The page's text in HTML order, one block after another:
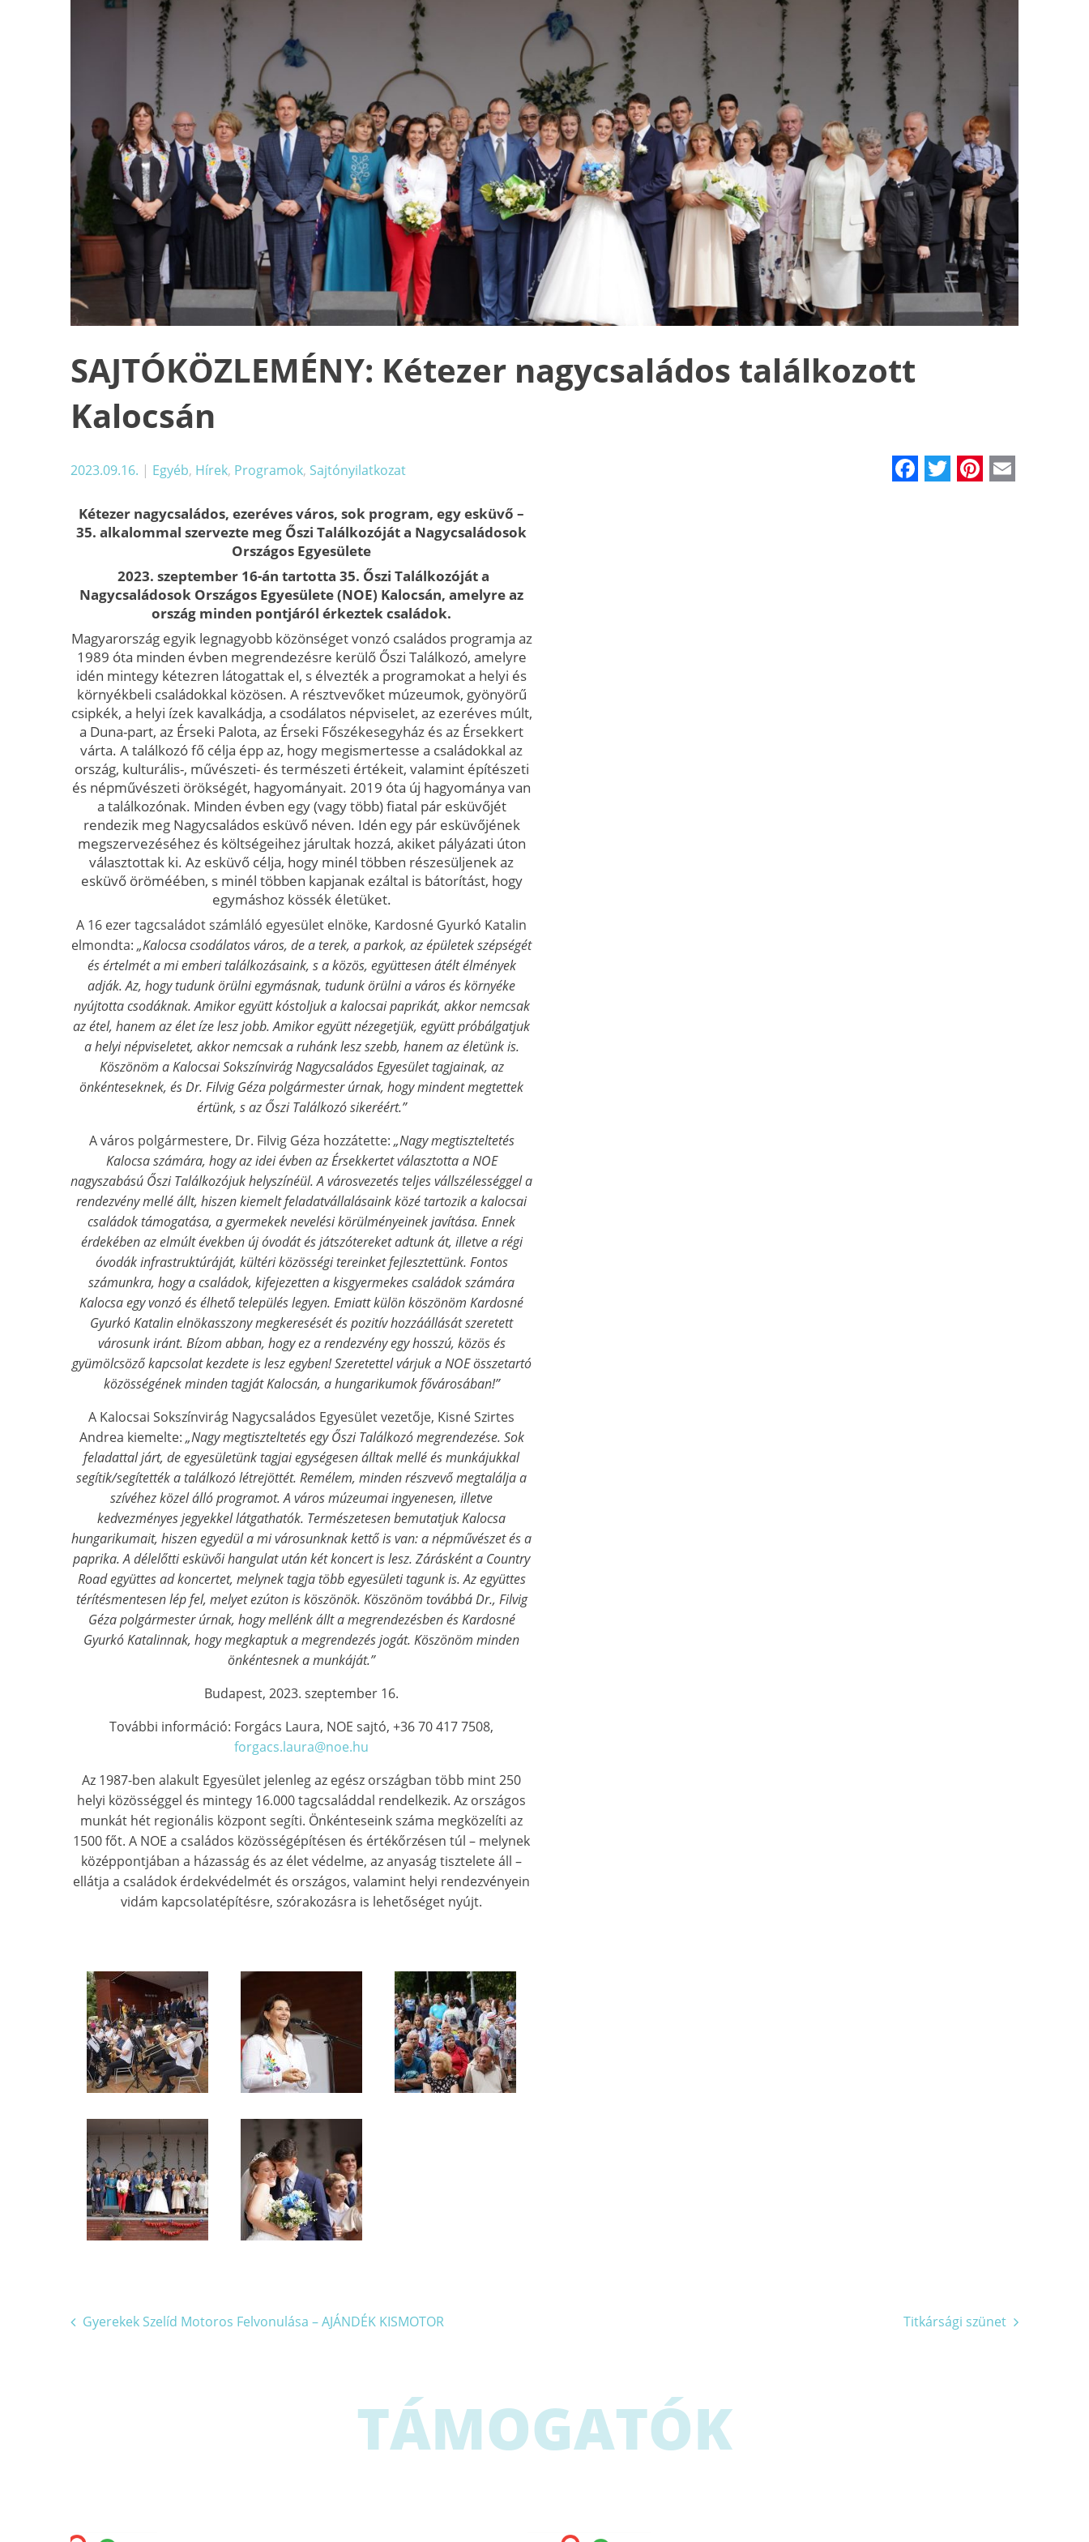
SAJTÓKÖZLEMÉNY: Kétezer nagycsaládos találkozott
Kalocsán
2023.09.16. | Egyéb, Hírek, Programok, Sajtónyilatkozat Facebook
Twitter
Kétezer nagycsaládos, ezeréves város, sok program, egy esküvő –
35. alkalommal szervezte meg Őszi Találkozóját a Nagycsaládosok
Országos Egyesülete
2023. szeptember 16-án tartotta 35. Őszi Találkozóját a
Nagycsaládosok Országos Egyesülete (NOE) Kalocsán, amelyre az
ország minden pontjáról érkeztek családok.
Magyarország egyik legnagyobb közönséget vonzó családos programja az
1989 óta minden évben megrendezésre kerülő Őszi Találkozó, amelyre
idén mintegy kétezren látogattak el, s élvezték a programokat a helyi és
környékbeli családokkal közösen. A résztvevőket múzeumok, gyönyörű
csipkék, a helyi ízek kavalkádja, a csodálatos népviselet, az ezeréves múlt,
a Duna-part, az Érseki Palota, az Érseki Főszékesegyház és az Érsekkert
várta. A találkozó fő célja épp az, hogy megismertesse a családokkal az
ország, kulturális-, művészeti- és természeti értékeit, valamint építészeti
és népművészeti örökségét, hagyományait. 2019 óta új hagyománya van
a találkozónak. Minden évben egy (vagy több) fiatal pár esküvőjét
rendezik meg Nagycsaládos esküvő néven. Idén egy pár esküvőjének
megszervezéséhez és költségeihez járultak hozzá, akiket pályázati úton
választottak ki. Az esküvő célja, hogy minél többen részesüljenek az
esküvő öröméében, s minél többen kapjanak ezáltal is bátorítást, hogy
egymáshoz kössék életüket.
A 16 ezer tagcsaládot számláló egyesület elnöke, Kardosné Gyurkó Katalin
elmondta: „Kalocsa csodálatos város, de a terek, a parkok, az épületek szépségét
és értelmét a mi emberi találkozásaink, s a közös, együttesen átélt élmények
adják. Az, hogy tudunk örülni egymásnak, tudunk örülni a város és környéke
nyújtotta csodáknak. Amikor együtt kóstoljuk a kalocsai paprikát, akkor nemcsak
az étel, hanem az élet íze lesz jobb. Amikor együtt nézegetjük, együtt próbálgatjuk
a helyi népviseletet, akkor nemcsak a ruhánk lesz szebb, hanem az életünk is.
Köszönöm a Kalocsai Sokszínvirág Nagycsaládos Egyesület tagjainak, az
önkénteseknek, és Dr. Filvig Géza polgármester úrnak, hogy mindent megtettek
értünk, s az Őszi Találkozó sikeréért.”
A város polgármestere, Dr. Filvig Géza hozzátette: „Nagy megtiszteltetés
Kalocsa számára, hogy az idei évben az Érsekkertet választotta a NOE
nagyszabású Őszi Találkozójuk helyszínéül. A városvezetés teljes vállszélességgel a
rendezvény mellé állt, hiszen kiemelt feladatvállalásaink közé tartozik a kalocsai
családok támogatása, a gyermekek nevelési körülményeinek javítása. Ennek
érdekében az elmúlt években új óvodát és játszótereket adtunk át, illetve a régi
óvodák infrastruktúráját, kültéri közösségi tereinket fejlesztettünk. Fontos
számunkra, hogy a családok, kifejezetten a kisgyermekes családok számára
Kalocsa egy vonzó és élhető település legyen. Emiatt külön köszönöm Kardosné
Gyurkó Katalin elnökasszony megkeresését és pozitív hozzáállását szeretett
városunk iránt. Bízom abban, hogy ez a rendezvény egy hosszú, közös és
gyümölcsöző kapcsolat kezdete is lesz egyben! Szeretettel várjuk a NOE összetartó
közösségének minden tagját Kalocsán, a hungarikumok fővárosában!”
A Kalocsai Sokszínvirág Nagycsaládos Egyesület vezetője, Kisné Szirtes
Andrea kiemelte: „Nagy megtiszteltetés egy Őszi Találkozó megrendezése. Sok
feladattal járt, de egyesületünk tagjai egységesen álltak mellé és munkájukkal
segítik/segítették a találkozó létrejöttét. Remélem, minden részvevő megtalálja a
szívéhez közel álló programot. A város múzeumai ingyenesen, illetve
kedvezményes jegyekkel látgathatók. Természetesen bemutatjuk Kalocsa
hungarikumait, hiszen egyedül a mi városunknak kettő is van: a népművészet és a
paprika. A délelőtti esküvői hangulat után két koncert is lesz. Zárásként a Country
Road együttes ad koncertet, melynek tagja több egyesületi tagunk is. Az együttes
térítésmentesen lép fel, melyet ezúton is köszönök. Köszönöm továbbá Dr., Filvig
Géza polgármester úrnak, hogy mellénk állt a megrendezésben és Kardosné
Gyurkó Katalinnak, hogy megkaptuk a megrendezés jogát. Köszönöm minden
önkéntesnek a munkáját.”
Budapest, 2023. szeptember 16.
További információ: Forgács Laura, NOE sajtó, +36 70 417 7508,
forgacs.laura@noe.hu
Az 1987-ben alakult Egyesület jelenleg az egész országban több mint 250
helyi közösséggel és mintegy 16.000 tagcsaláddal rendelkezik. Az országos
munkát hét regionális központ segíti. Önkénteseink száma megközelíti az
1500 főt. A NOE a családos közösségépítésen és értékőrzésen túl – melynek
középpontjában a házasság és az élet védelme, az anyaság tisztelete áll –
ellátja a családok érdekvédelmét és országos, valamint helyi rendezvényein
vidám kapcsolatépítésre, szórakozásra is lehetőséget nyújt.
Bejegyzés
Gyerekek Szelíd Motoros Felvonulása – AJÁNDÉK KISMOTOR Titkársági szünet
TÁMOGATÓK